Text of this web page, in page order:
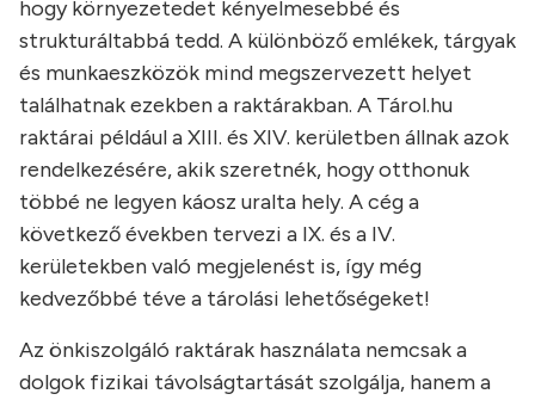
hogy környezetedet kényelmesebbé és
strukturáltabbá tedd. A különböző emlékek, tárgyak
és munkaeszközök mind megszervezett helyet
találhatnak ezekben a raktárakban. A Tárol.hu
raktárai például a XIII. és XIV. kerületben állnak azok
rendelkezésére, akik szeretnék, hogy otthonuk
többé ne legyen káosz uralta hely. A cég a
következő években tervezi a IX. és a IV.
kerületekben való megjelenést is, így még
kedvezőbbé téve a tárolási lehetőségeket!
Az önkiszolgáló raktárak használata nemcsak a
dolgok fizikai távolságtartását szolgálja, hanem a